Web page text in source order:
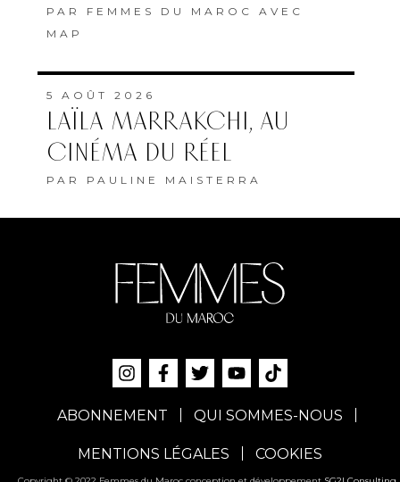
PAR FEMMES DU MAROC AVEC
MAP
5 AOÛT 2026
LAÏLA MARRAKCHI, AU
CINÉMA DU RÉEL
PAR PAULINE MAISTERRA
ABONNEMENT QUI SOMMES-NOUS
MENTIONS LÉGALES COOKIES